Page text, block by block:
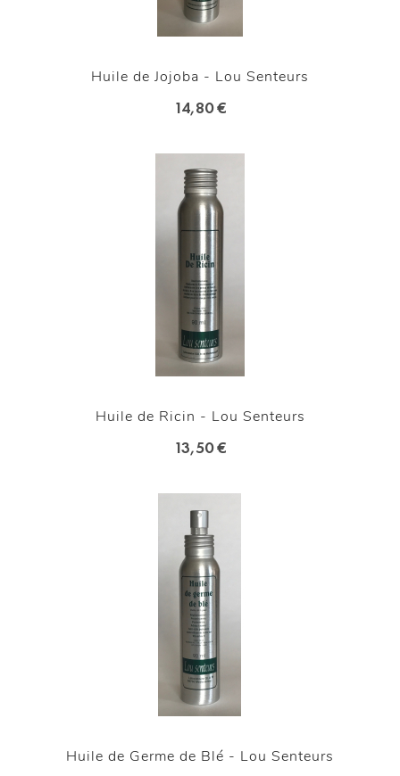
Huile de Jojoba - Lou Senteurs
14,80 €
Huile de Ricin - Lou Senteurs
13,50 €
Huile de Germe de Blé - Lou Senteurs